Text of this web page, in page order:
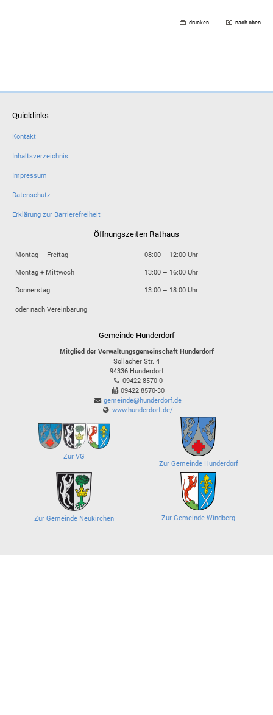
drucken nach oben
Quicklinks
Kontakt
Inhaltsverzeichnis
Impressum
Datenschutz
Erklärung zur Barrierefreiheit
Öffnungszeiten Rathaus
Montag – Freitag
08:00 – 12:00 Uhr
Montag + Mittwoch
13:00 – 16:00 Uhr
Donnerstag
13:00 – 18:00 Uhr
oder nach Vereinbarung
Gemeinde Hunderdorf
Mitglied der Verwaltungsgemeinschaft Hunderdorf
Sollacher Str. 4
94336 Hunderdorf
09422 8570-0
09422 8570-30
gemeinde@hunderdorf.de
www.hunderdorf.de/
Zur VG
Zur Gemeinde Hunderdorf
Zur Gemeinde Neukirchen Zur Gemeinde Windberg